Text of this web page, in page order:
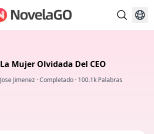
La Mujer Olvidada Del CEO
Jose Jimenez ·Completado · 100.1k Palabras